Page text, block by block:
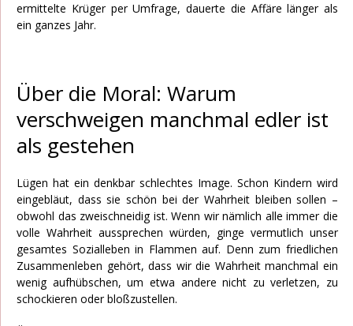
ermittelte Krüger per Umfrage, dauerte die Affäre länger als
ein ganzes Jahr.
Über die Moral: Warum
verschweigen manchmal edler ist
als gestehen
Lügen hat ein denkbar schlechtes Image. Schon Kindern wird
eingebläut, dass sie schön bei der Wahrheit bleiben sollen –
obwohl das zweischneidig ist. Wenn wir nämlich alle immer die
volle Wahrheit aussprechen würden, ginge vermutlich unser
gesamtes Sozialleben in Flammen auf. Denn zum friedlichen
Zusammenleben gehört, dass wir die Wahrheit manchmal ein
wenig aufhübschen, um etwa andere nicht zu verletzen, zu
schockieren oder bloßzustellen.